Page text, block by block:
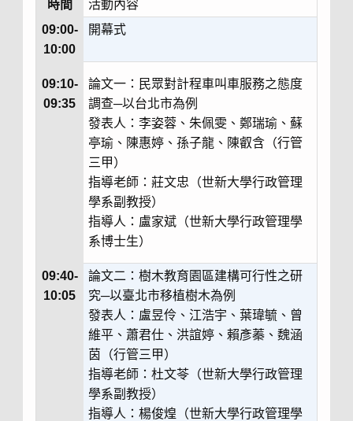
時間
活動內容
09:00-
10:00
開幕式
09:10-
09:35
論文一：民眾對計程車叫車服務之態度
調查─以台北市為例
發表人：李姿蓉、朱佩雯、鄭瑞瑜、蘇
亭瑜、陳惠婷、孫子龍、陳叡含（行管
三甲）
指導老師：莊文忠（世新大學行政管理
學系副教授）
指導人：盧家斌（世新大學行政管理學
系博士生）
09:40-
10:05
論文二：樹木教育園區建構可行性之研
究─以臺北市移植樹木為例
發表人：盧昱伶、江浩宇、葉瑋毓、曾
維平、蕭君仕、洪誼婷、賴彥蓁、魏涵
茵（行管三甲）
指導老師：杜文苓（世新大學行政管理
學系副教授）
指導人：楊俊煌（世新大學行政管理學